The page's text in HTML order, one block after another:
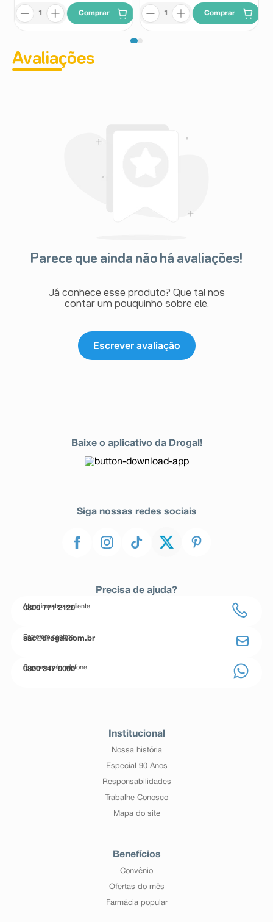
a força muscular e o equilíbrio), hipertonia (aumento da
rigidez muscular), enxaqueca, apatia, agitação,
disúria (dificuldade para urinar), poliúria (aumento do
volume urinário), parosmia (sensação de cheiros que
não existem ou cheiros desagradáveis), alteração do
síndrome de Stevens Johnson, necrólise epidérmica
pelo uso do medicamento. Informe também à empresa
Comprar Comprar
Avaliações
Parece que ainda não há avaliações!
Já conhece esse produto? Que tal nos
contar um pouquinho sobre ele.
Escrever avaliação
Baixe o aplicativo da Drogal!
Siga nossas redes sociais
Precisa de ajuda?
Atendimento ao cliente
0800 771 2120
Entre em contato
sac@drogal.com.br
Compre pelo telefone
0800 347 0000
Institucional
Nossa história
Especial 90 Anos
Responsabilidades
Trabalhe Conosco
Mapa do site
Benefícios
Convênio
Ofertas do mês
Farmácia popular